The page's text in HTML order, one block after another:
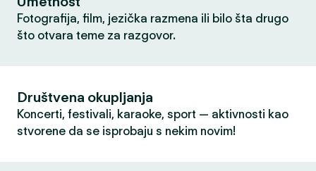
Fotografija, film, jezička razmena ili bilo šta drugo
što otvara teme za razgovor.
Društvena okupljanja
Koncerti, festivali, karaoke, sport — aktivnosti kao
stvorene da se isprobaju s nekim novim!